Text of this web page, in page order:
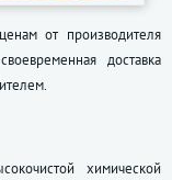
от производителя
доставка
химической